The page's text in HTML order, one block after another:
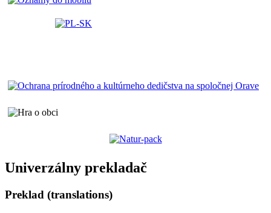
Univerzálny prekladač
Preklad (translations)